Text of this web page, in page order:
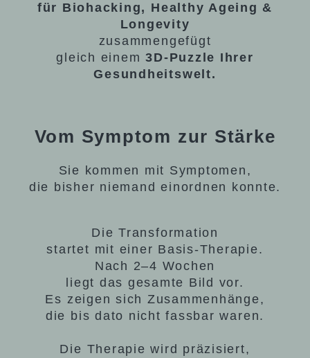
für Biohacking, Healthy Ageing &
Longevity
zusammengefügt
gleich einem3D-Puzzle Ihrer
Gesundheitswelt.
Vom Symptom zur Stärke
Sie kommen mit Symptomen,
die bisher niemand einordnen konnte.
Die Transformation
startet mit einer Basis-Therapie.
Nach 2–4 Wochen
liegt das gesamte Bild vor.
Es zeigen sich Zusammenhänge,
die bis dato nicht fassbar waren.
Die Therapie wird präzisiert,